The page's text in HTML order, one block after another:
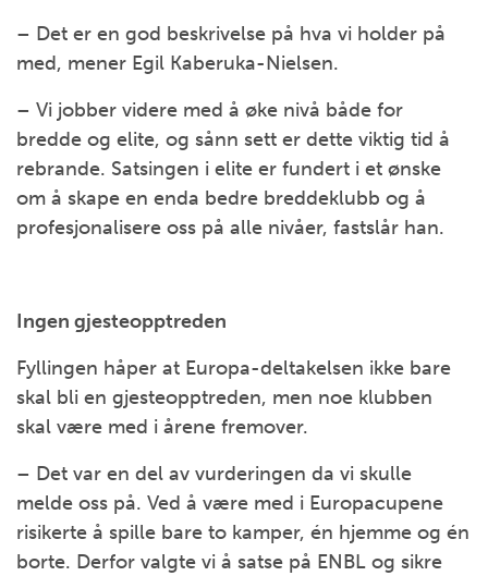
– Det er en god beskrivelse på hva vi holder på
med, mener Egil Kaberuka-Nielsen.
– Vi jobber videre med å øke nivå både for
bredde og elite, og sånn sett er dette viktig tid å
rebrande. Satsingen i elite er fundert i et ønske
om å skape en enda bedre breddeklubb og å
profesjonalisere oss på alle nivåer, fastslår han.
Ingen gjesteopptreden
Fyllingen håper at Europa-deltakelsen ikke bare
skal bli en gjesteopptreden, men noe klubben
skal være med i årene fremover.
– Det var en del av vurderingen da vi skulle
melde oss på. Ved å være med i Europacupene
risikerte å spille bare to kamper, én hjemme og én
borte. Derfor valgte vi å satse på ENBL og sikre